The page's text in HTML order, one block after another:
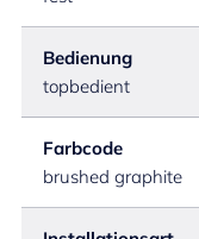
Bedienung
topbedient
Farbcode
brushed graphite